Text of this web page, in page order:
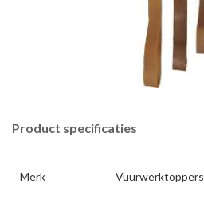
Product specificaties
Merk Vuurwerktoppers